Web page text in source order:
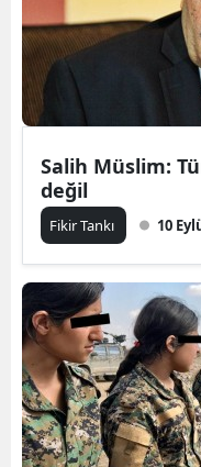
Salih Müslim:
değil
Fikir Tankı 10